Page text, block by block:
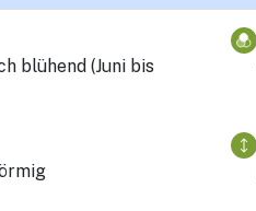
blühend (Juni bis